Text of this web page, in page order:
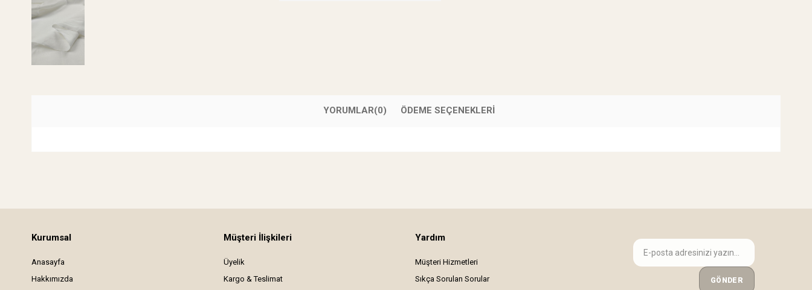
YORUMLAR(0) ÖDEME SEÇENEKLERI
Kurumsal
Anasayfa
Hakkımızda
Müşteri İlişkileri
Üyelik
Kargo & Teslimat
Yardım
Müşteri Hizmetleri
Sıkça Sorulan Sorular
GÖNDER